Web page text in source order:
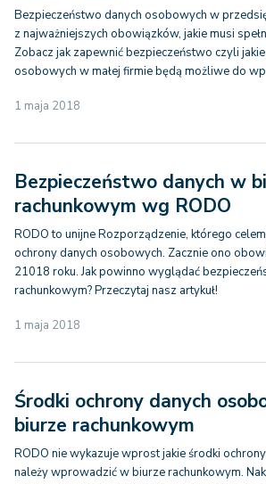
Bezpieczeństwo danych osobowych w
z najważniejszych obowiązków, jakie musi
Zobacz jak zapewnić bezpieczeństwo czyli
osobowych w małej firmie będą możliwe do
1 maja 2018
Bezpieczeństwo danych w
rachunkowym wg RODO
RODO to unijne Rozporządzenie, którego
ochrony danych osobowych. Zacznie ono
21018 roku. Jak powinno wyglądać
rachunkowym? Przeczytaj nasz artykuł!
1 maja 2018
Środki ochrony danych
biurze rachunkowym
RODO nie wykazuje wprost jakie środki
należy wprowadzić w biurze rachunkowym.